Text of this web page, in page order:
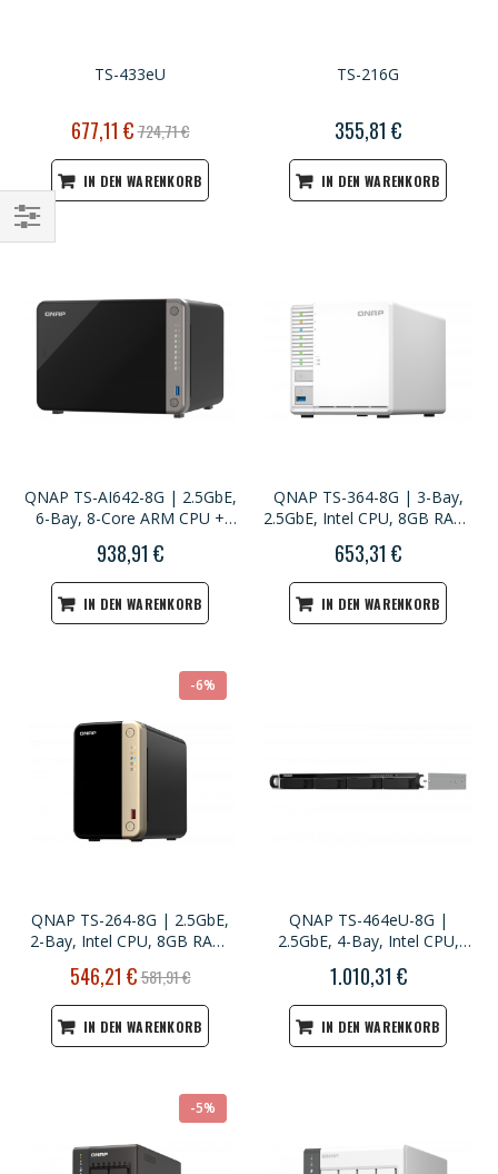
TS-433eU
Sonderpreis
677,11 €724,71 €
IN DEN WARENKORB
TS-216G
355,81 €
IN DEN WARENKORB
QNAP TS-AI642-8G | 2.5GbE,
6-Bay, 8-Core ARM CPU +
NAS
938,91 €
IN DEN WARENKORB
QNAP TS-364-8G | 3-Bay,
2.5GbE, Intel CPU, 8GB RAM,
653,31 €
IN DEN WARENKORB
-6%
QNAP TS-264-8G | 2.5GbE,
2-Bay, Intel CPU, 8GB RAM,
NAS
Sonderpreis
546,21 €581,91 €
IN DEN WARENKORB
QNAP TS-464eU-8G |
2.5GbE, 4-Bay, Intel CPU,
short-depth Rackmount
1.010,31 €
IN DEN WARENKORB
-5%
Einkaufsoptionen